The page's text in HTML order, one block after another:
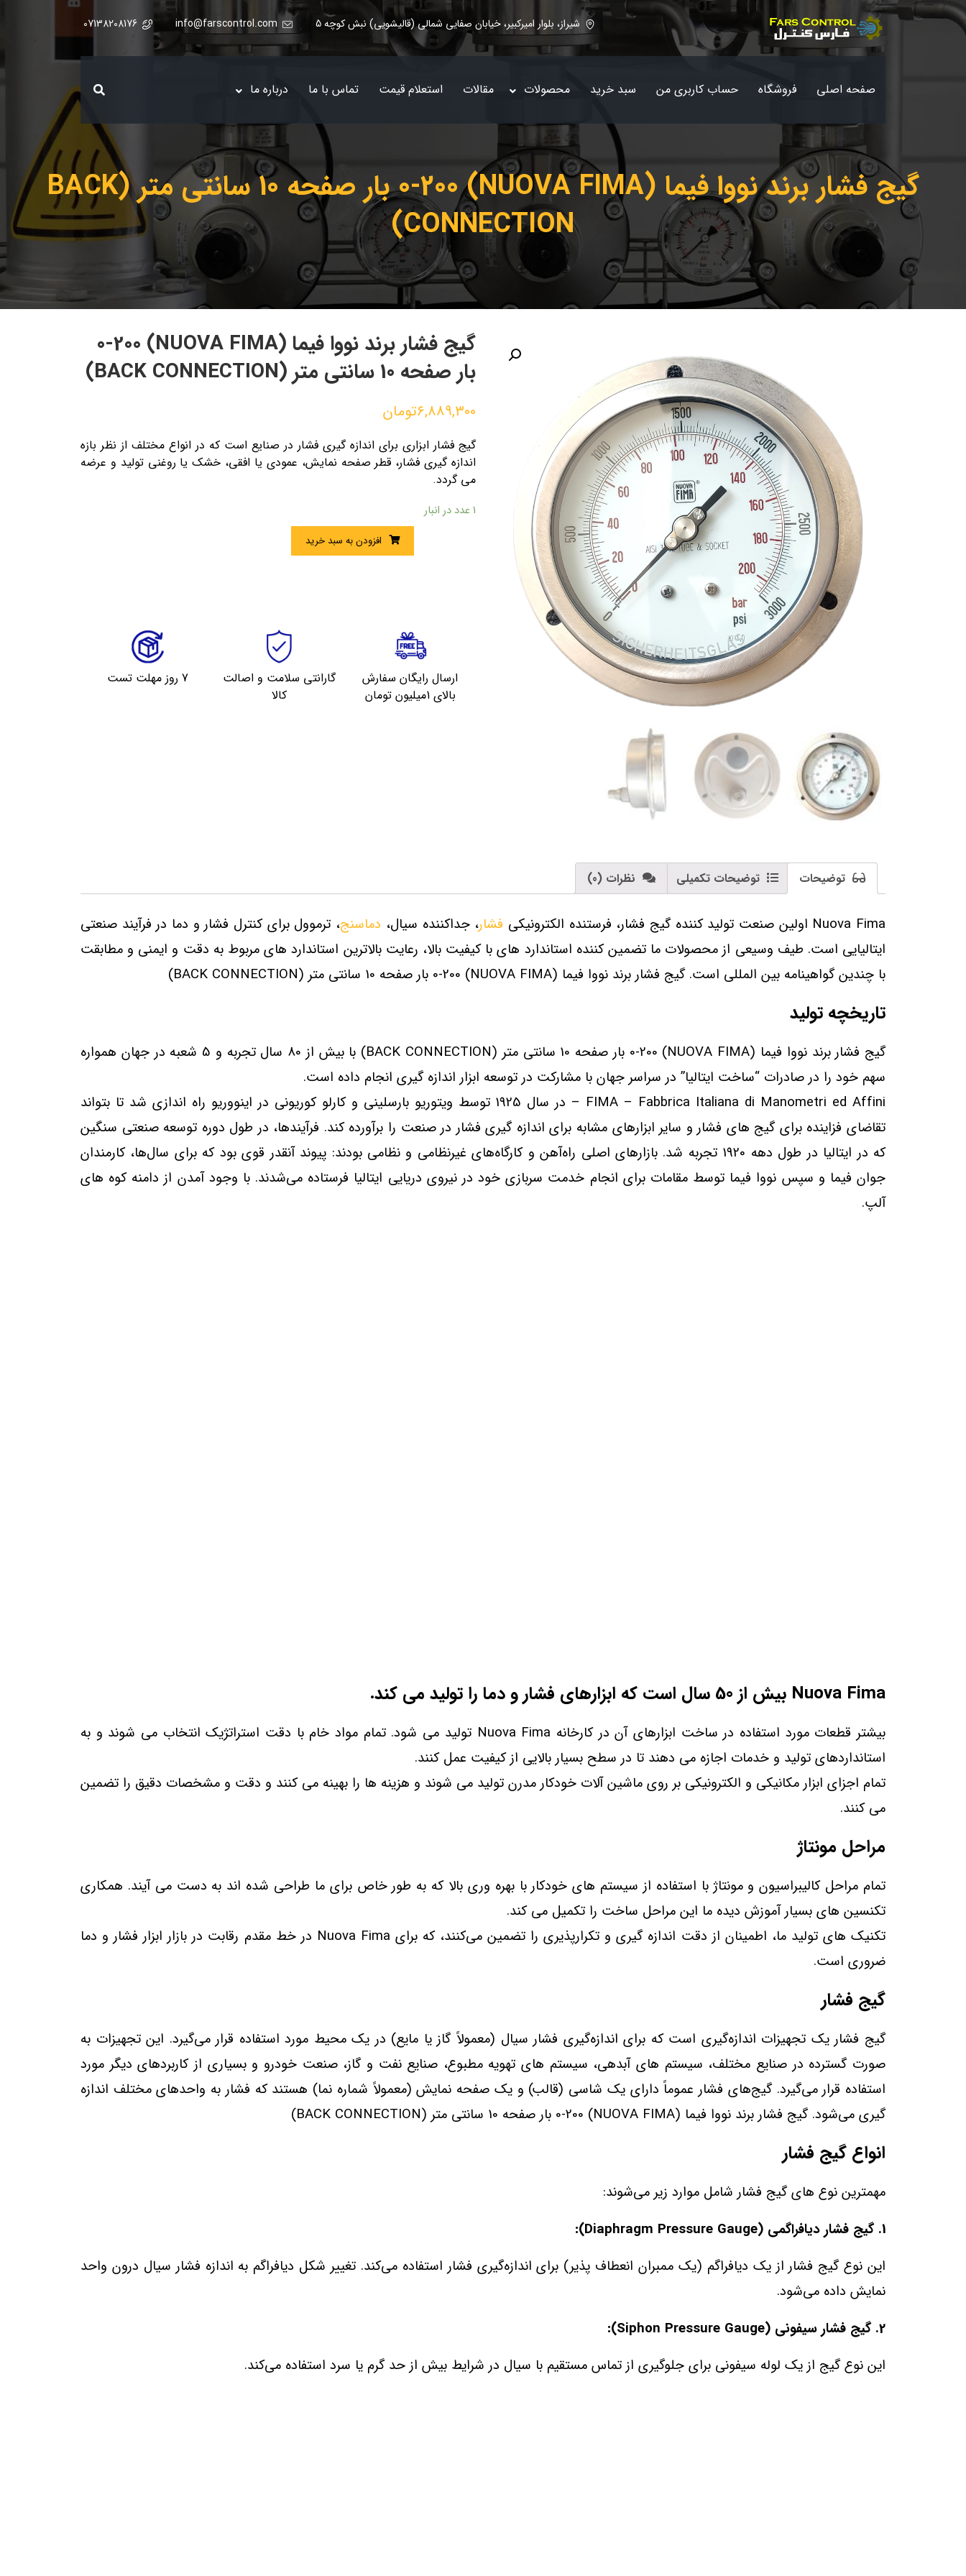
شیراز، بلوار امیرکبیر، خیابان صفایی شمالی (قالیشویی) نبش کوچه 5 info@farscontrol.com
07138208176
صفحه اصلی فروشگاه حساب کاربری من سبد خرید محصولات مقالات استعلام قیمت تماس با ما درباره ما
گیج فشار برند نووا فیما (NUOVA FIMA) 0-200 بار صفحه 10 سانتی متر (BACK
CONNECTION)
گیج فشار برند نووا فیما (NUOVA FIMA) 0-200
بار صفحه 10 سانتی متر (BACK CONNECTION)
۶,۸۸۹,۳۰۰تومان
گیج فشار ابزاری برای اندازه گیری فشار در صنایع است که در انواع مختلف از نظر بازه
اندازه گیری فشار، قطر صفحه نمایش، عمودی یا افقی، خشک یا روغنی تولید و عرضه
می گردد.
1 عدد در انبار
افزودن به سبد خرید
ارسال رایگان سفارش
بالای 1میلیون تومان
گارانتی سلامت و اصالت
کالا
7 روز مهلت تست
توضیحات توضیحات تکمیلی نظرات (0)
Nuova Fima اولین صنعت تولید کننده گیج فشار، فرستنده الکترونیکی فشار، جداکننده سیال، دماسنج، ترموول برای کنترل فشار و دما در فرآیند صنعتی
ایتالیایی است. طیف وسیعی از محصولات ما تضمین کننده استاندارد های با کیفیت بالا، رعایت بالاترین استاندارد های مربوط به دقت و ایمنی و مطابقت
با چندین گواهینامه بین المللی است. گیج فشار برند نووا فیما (NUOVA FIMA) 0-200 بار صفحه 10 سانتی متر (BACK CONNECTION)
تاریخچه تولید
گیج فشار برند نووا فیما (NUOVA FIMA) 0-200 بار صفحه 10 سانتی متر (BACK CONNECTION) با بیش از 80 سال تجربه و 5 شعبه در جهان همواره
سهم خود را در صادرات “ساخت ایتالیا” در سراسر جهان با مشارکت در توسعه ابزار اندازه گیری انجام داده است.
FIMA – Fabbrica Italiana di Manometri ed Affini – در سال 1925 توسط ویتوریو بارسلینی و کارلو کوریونی در اینووریو راه اندازی شد تا بتواند
تقاضای فزاینده برای گیج های فشار و سایر ابزارهای مشابه برای اندازه گیری فشار در صنعت را برآورده کند. فرآیندها، در طول دوره توسعه صنعتی سنگین
که در ایتالیا در طول دهه 1920 تجربه شد. بازارهای اصلی راه‌آهن و کارگاه‌های غیرنظامی و نظامی بودند: پیوند آنقدر قوی بود که برای سال‌ها، کارمندان
جوان فیما و سپس نووا فیما توسط مقامات برای انجام خدمت سربازی خود در نیروی دریایی ایتالیا فرستاده می‌شدند. با وجود آمدن از دامنه کوه های
آلپ.
Nuova Fima بیش از 50 سال است که ابزارهای فشار و دما را تولید می کند.
بیشتر قطعات مورد استفاده در ساخت ابزارهای آن در کارخانه Nuova Fima تولید می شود. تمام مواد خام با دقت استراتژیک انتخاب می شوند و به
استانداردهای تولید و خدمات اجازه می دهند تا در سطح بسیار بالایی از کیفیت عمل کنند.
تمام اجزای ابزار مکانیکی و الکترونیکی بر روی ماشین آلات خودکار مدرن تولید می شوند و هزینه ها را بهینه می کنند و دقت و مشخصات دقیق را تضمین
می کنند.
مراحل مونتاژ
تمام مراحل کالیبراسیون و مونتاژ با استفاده از سیستم های خودکار با بهره وری بالا که به طور خاص برای ما طراحی شده اند به دست می آیند. همکاری
تکنسین های بسیار آموزش دیده ما این مراحل ساخت را تکمیل می کند.
تکنیک‌ های تولید ما، اطمینان از دقت اندازه‌ گیری و تکرارپذیری را تضمین می‌کنند، که برای Nuova Fima در خط مقدم رقابت در بازار ابزار فشار و دما
ضروری است.
گیج فشار
گیج فشار یک تجهیزات اندازه‌گیری است که برای اندازه‌گیری فشار سیال (معمولاً گاز یا مایع) در یک محیط مورد استفاده قرار می‌گیرد. این تجهیزات به
صورت گسترده در صنایع مختلف، سیستم‌ های آبدهی، سیستم‌ های تهویه مطبوع، صنایع نفت و گاز، صنعت خودرو و بسیاری از کاربردهای دیگر مورد
استفاده قرار می‌گیرد. گیج‌های فشار عموماً دارای یک شاسی (قالب) و یک صفحه نمایش (معمولاً شماره‌ نما) هستند که فشار به واحدهای مختلف اندازه‌
گیری می‌شود. گیج فشار برند نووا فیما (NUOVA FIMA) 0-200 بار صفحه 10 سانتی متر (BACK CONNECTION)
انواع گیج فشار
مهمترین نوع‌ های گیج فشار شامل موارد زیر می‌شوند:
1. گیج فشار دیافراگمی (Diaphragm Pressure Gauge):
این نوع گیج فشار از یک دیافراگم (یک ممبران انعطاف‌ پذیر) برای اندازه‌گیری فشار استفاده می‌کند. تغییر شکل دیافراگم به اندازه فشار سیال درون واحد
نمایش داده می‌شود.
2. گیج فشار سیفونی (Siphon Pressure Gauge):
این نوع گیج از یک لوله سیفونی برای جلوگیری از تماس مستقیم با سیال در شرایط بیش از حد گرم یا سرد استفاده می‌کند.